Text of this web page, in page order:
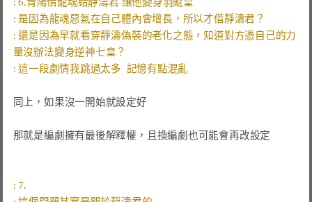
: 還是因為早就看穿靜濤偽裝的老化之態，知道對方憑自己的力
同上，如果沒一開始就設定好
那就是編劇擁有最後解釋權，且換編劇也可能會再改設定